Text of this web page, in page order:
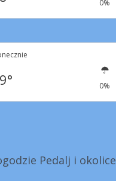
0%
0%
Pedalj i okolice